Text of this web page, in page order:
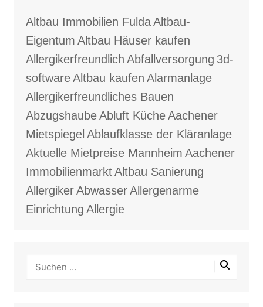
Altbau Immobilien FuldaAltbau-
Eigentum Altbau Häuser kaufen
Allergikerfreundlich Abfallversorgung 3d-
softwareAltbau kaufen Alarmanlage
Allergikerfreundliches Bauen
AbzugshaubeAbluft KücheAachener
Mietspiegel Ablaufklasse der Kläranlage
Aktuelle Mietpreise Mannheim Aachener
ImmobilienmarktAltbau Sanierung
AllergikerAbwasserAllergenarme
Einrichtung Allergie